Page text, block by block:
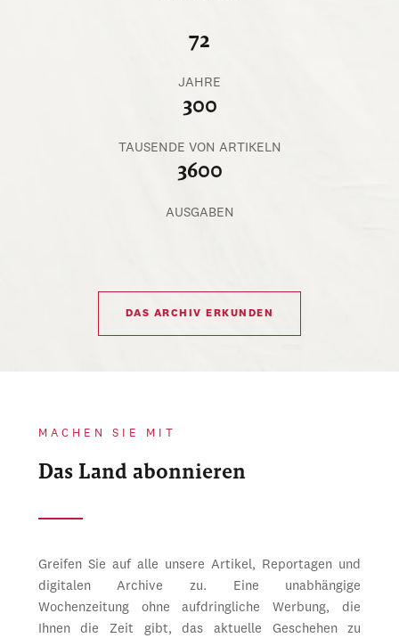
72
JAHRE
300
TAUSENDE VON ARTIKELN
3600
AUSGABEN
DAS ARCHIV ERKUNDEN
MACHEN SIE MIT
Das Land abonnieren
Greifen Sie auf alle unsere Artikel, Reportagen und
digitalen Archive zu. Eine unabhängige
Wochenzeitung ohne aufdringliche Werbung, die
Ihnen die Zeit gibt, das aktuelle Geschehen zu